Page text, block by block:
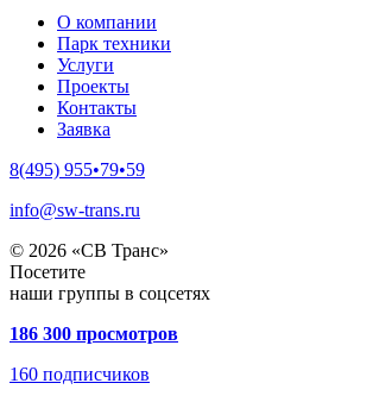
О компании
Парк техники
Услуги
Проекты
Контакты
Заявка
8(495) 955•79•59
info@sw-trans.ru
© 2026 «СВ Транс»
Посетите
наши группы в соцсетях
186 300 просмотров
160 подписчиков